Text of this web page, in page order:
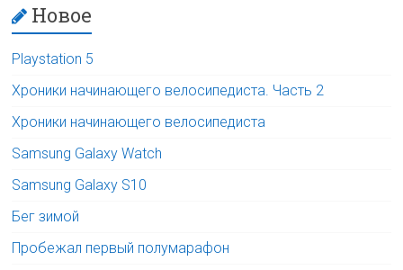
Новое
Playstation 5
Хроники начинающего велосипедиста. Часть 2
Хроники начинающего велосипедиста
Samsung Galaxy Watch
Samsung Galaxy S10
Бег зимой
Пробежал первый полумарафон